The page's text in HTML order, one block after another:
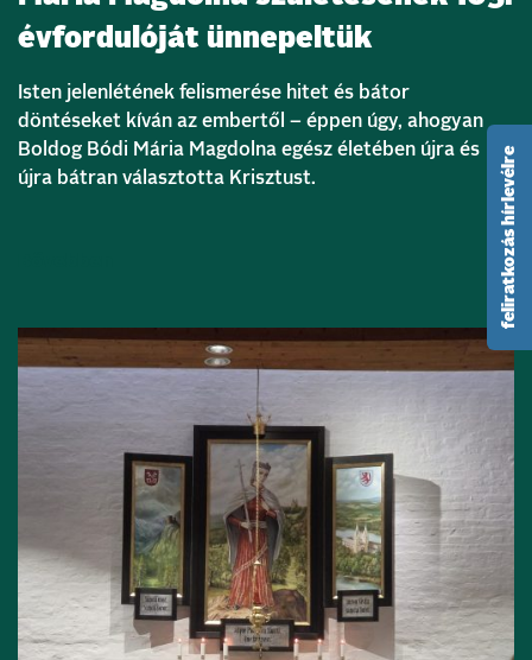
évfordulóját ünnepeltük
Isten jelenlétének felismerése hitet és bátor
döntéseket kíván az embertől – éppen úgy, ahogyan
Boldog Bódi Mária Magdolna egész életében újra és
újra bátran választotta Krisztust.
feliratkozás hírlevélre